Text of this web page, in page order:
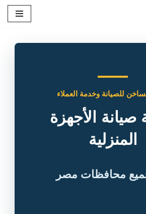
للصيانة وخدمة العملاء
الأجهزة
المنزلية
محافظات مصر